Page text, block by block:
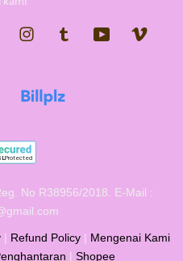
Google InstagramTumblr YouTube
No R38956/2018. E-Mail :
| Refund Policy| Mengenai Kami
| Shopee